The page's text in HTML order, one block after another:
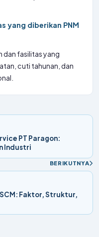
yang diberikan PNM
dan fasilitas yang
cuti tahunan, dan
PT Paragon:
Industri
BERIKUTNYA
Faktor, Struktur,